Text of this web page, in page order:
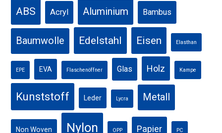
ABS Acryl Aluminium Bambus
Baumwolle Edelstahl Eisen Elasthan
EPE EVA Flaschenöffner Glas Holz Kampe
Kunststoff Leder Lycra Metall
Non Woven Nylon OPP Papier PC